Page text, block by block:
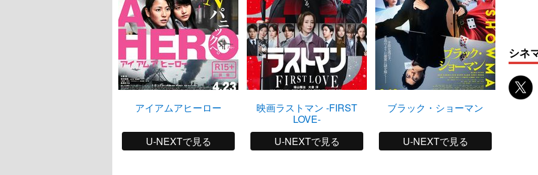
アイアムアヒーロー
U-NEXTで見る
映画ラストマン -FIRST
LOVE-
U-NEXTで見る
ブラック・ショーマン
U-NEXTで見る
シネ